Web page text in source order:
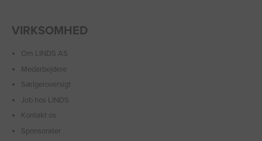
VIRKSOMHED
Om LINDS AS
Medarbejdere
Sælgeroversigt
Job hos LINDS
Kontakt os
Sponsorater